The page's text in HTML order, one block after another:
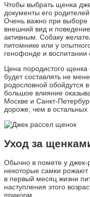
Чтобы выбрать щенка
документы его
Очень важно при выборе
внешний вид и
активным. Собаку
питомнике или у
генофонде и воспитании
Цена породистого
будет составлять не
родословной обойдутся
большое влияние
Москве и Санкт-
дороже, чем в остальных
Уход за
Обычно в помете у джек-
некоторые самки
в первый месяц жизни
наступления этого
прикорм.